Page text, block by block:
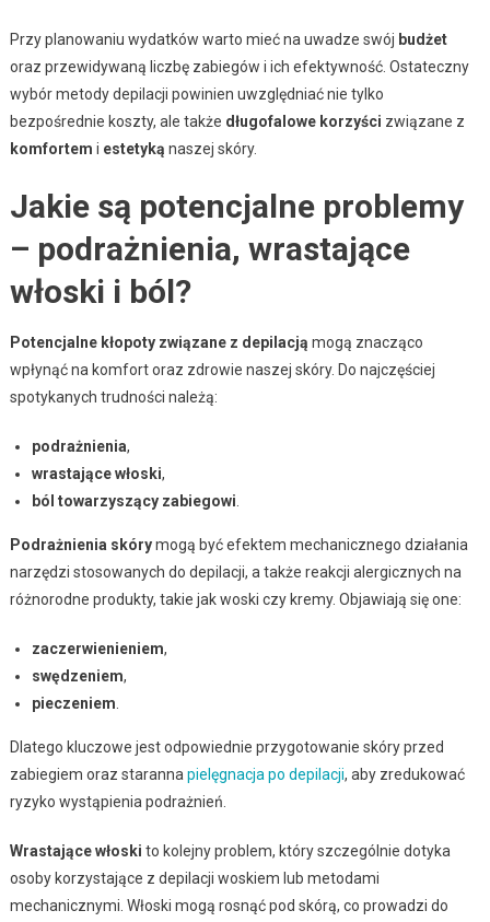
Przy planowaniu wydatków warto mieć na uwadze swój budżet
oraz przewidywaną liczbę zabiegów i ich efektywność. Ostateczny
wybór metody depilacji powinien uwzględniać nie tylko
bezpośrednie koszty, ale także długofalowe korzyści związane z
komfortem i estetyką naszej skóry.
Jakie są potencjalne problemy
– podrażnienia, wrastające
włoski i ból?
Potencjalne kłopoty związane z depilacją mogą znacząco
wpłynąć na komfort oraz zdrowie naszej skóry. Do najczęściej
spotykanych trudności należą:
podrażnienia,
wrastające włoski,
ból towarzyszący zabiegowi
Podrażnienia skórymogą być efektem mechanicznego działania
narzędzi stosowanych do depilacji, a także reakcji alergicznych na
różnorodne produkty, takie jak woski czy kremy. Objawiają się one:
zaczerwienieniem,
swędzeniem,
pieczeniem
Dlatego kluczowe jest odpowiednie przygotowanie skóry przed
zabiegiem oraz staranna pielęgnacja po depilacji, aby zredukować
ryzyko wystąpienia podrażnień.
Wrastające włoski to kolejny problem, który szczególnie dotyka
osoby korzystające z depilacji woskiem lub metodami
mechanicznymi. Włoski mogą rosnąć pod skórą, co prowadzi do